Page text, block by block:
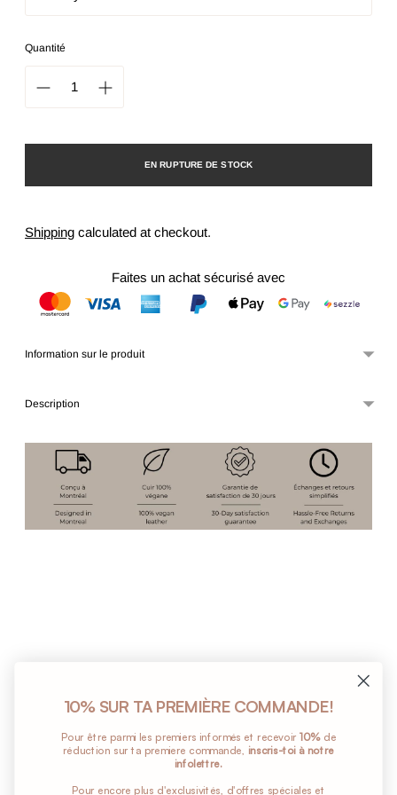
Quantité
EN RUPTURE DE STOCK
Shipping calculated at checkout.
Faites un achat sécurisé avec
Information sur le produit
Description
Avis Clients
Soyez le premier à écrire un avis
10% SUR TA PREMIÈRE COMMANDE!
Pour être parmi les premiers informés et recevoir 10%de
réduction sur ta premiere commande,
inscris-toi à notre
infolettre.
Pour encore plus d'exclusivités, d'offres spéciales et